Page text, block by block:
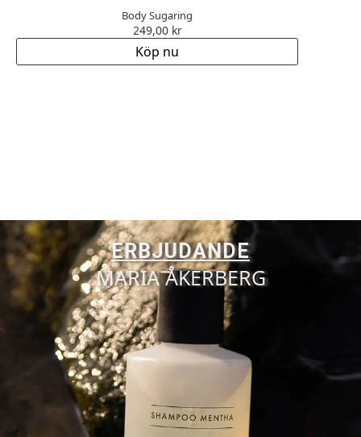
Body Sugaring
249,00 kr
Köp nu
ERBJUDANDE
MARIA ÅKERBERG